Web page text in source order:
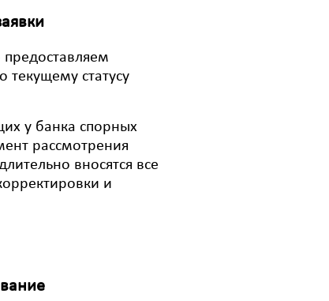
статусу
у банка спорных
рассмотрения
вносятся все
и